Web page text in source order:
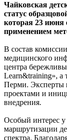
Чайковская
статус
которая 23 июня
применением
В состав
медицинского
центра
Learn&training», а
Перми. Эксперты
проектами и
внедрения.
Особый интерес у
маршрутизации
спектра.